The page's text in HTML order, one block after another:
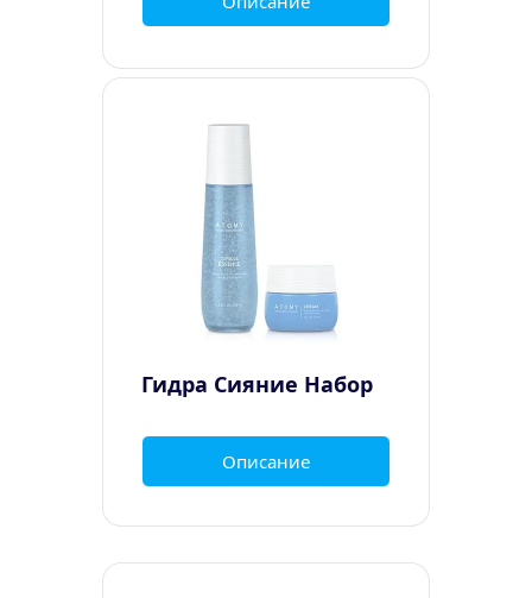
Гидра Сияние Набор
Описание